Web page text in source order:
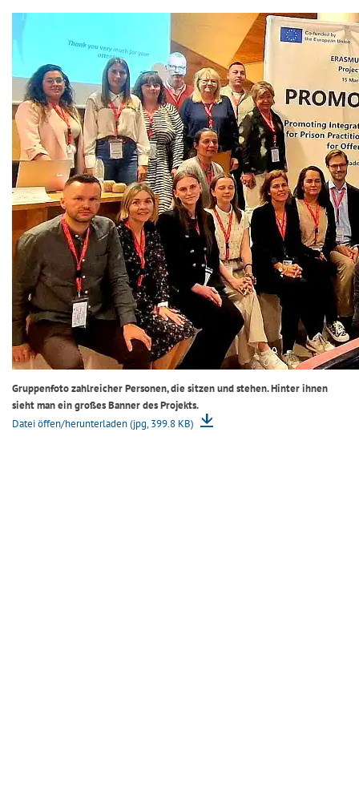
Gruppenfoto zahlreicher Personen, die sitzen und stehen. Hinter ihnen
sieht man ein großes Banner des Projekts.
Datei öffen/herunterladen (jpg, 399.8 KB)